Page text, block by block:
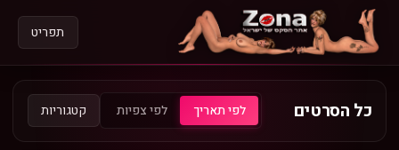
תפריט
כל הסרטים לפי תאריך לפי צפיות קטגוריות